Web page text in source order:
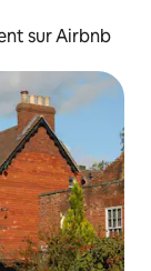
sur Airbnb